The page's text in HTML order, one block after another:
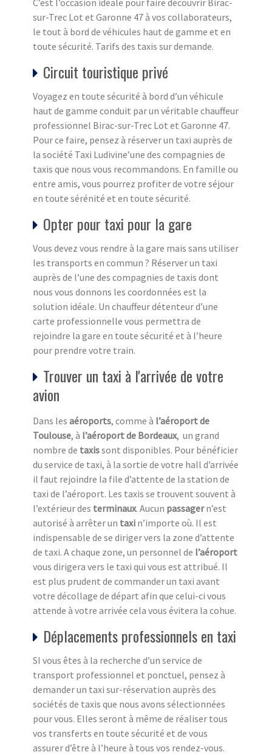
C’est l’occasion idéale pour faire découvrir Birac-
sur-Trec Lot et Garonne 47 à vos collaborateurs,
le tout à bord de véhicules haut de gamme et en
toute sécurité. Tarifs des taxis sur demande.
Circuit touristique privé
Voyagez en toute sécurité à bord d’un véhicule
haut de gamme conduit par un véritable chauffeur
professionnel Birac-sur-Trec Lot et Garonne 47.
Pour ce faire, pensez à réserver un taxi auprès de
la société Taxi Ludivine’une des compagnies de
taxis que nous vous recommandons. En famille ou
entre amis, vous pourrez profiter de votre séjour
en toute sérénité et en toute sécurité.
Opter pour taxi pour la gare
Vous devez vous rendre à la gare mais sans utiliser
les transports en commun ? Réserver un taxi
auprès de l’une des compagnies de taxis dont
nous vous donnons les coordonnées est la
solution idéale. Un chauffeur détenteur d’une
carte professionnelle vous permettra de
rejoindre la gare en toute sécurité et à l’heure
pour prendre votre train.
Trouver un taxi à l'arrivée de votre
avion
Dans les aéroports, comme à l’aéroport de
Toulouse, à l’aéroport de Bordeaux, un grand
nombre de taxissont disponibles. Pour bénéficier
du service de taxi, à la sortie de votre hall d’arrivée
il faut rejoindre la file d’attente de la station de
taxi de l’aéroport. Les taxis se trouvent souvent à
l’extérieur des terminaux. Aucun passagern’est
autorisé à arrêter un taxi n’importe où. Il est
indispensable de se diriger vers la zone d’attente
de taxi. A chaque zone, un personnel de l’aéroport
vous dirigera vers le taxi qui vous est attribué. Il
est plus prudent de commander un taxi avant
votre décollage de départ afin que celui-ci vous
attende à votre arrivée cela vous évitera la cohue.
Déplacements professionnels en taxi
SI vous êtes à la recherche d’un service de
transport professionnel et ponctuel, pensez à
demander un taxi sur-réservation auprès des
sociétés de taxis que nous avons sélectionnées
pour vous. Elles seront à même de réaliser tous
vos transferts en toute sécurité et de vous
assurer d’être à l’heure à tous vos rendez-vous.